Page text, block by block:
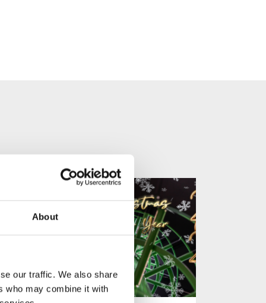
About
our traffic. We also share
who may combine it with